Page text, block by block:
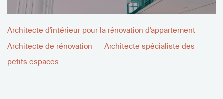
Architecte d'intérieur pour la rénovation d'appartement
Architecte de rénovation
Architecte spécialiste des
petits espaces